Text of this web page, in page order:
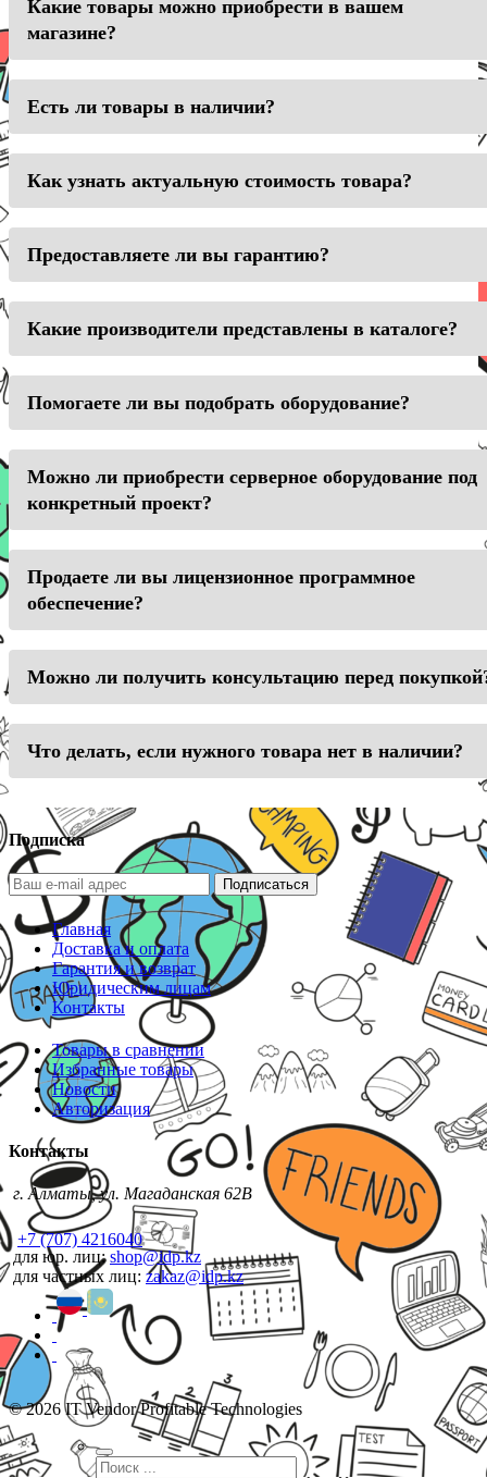
Какие товары можно приобрести в вашем
магазине?
Есть ли товары в наличии?
Как узнать актуальную стоимость товара?
Предоставляете ли вы гарантию?
Какие производители представлены в каталоге?
Помогаете ли вы подобрать оборудование?
Можно ли приобрести серверное оборудование под
конкретный проект?
Продаете ли вы лицензионное программное
обеспечение?
Можно ли получить консультацию перед
Что делать, если нужного товара нет в наличии?
Подписка
Подписаться
Главная
Доставка и оплата
Гарантия и возврат
Юридическим лицам
Контакты
Товары в сравнении
Избранные товары
Новости
Авторизация
Контакты
г. Алматы, ул. Магаданская 62В
+7 (707) 4216040
для юр. лиц:shop@idp.kz
для частных лиц: zakaz@idp.kz
© 2026 IT Vendor Profitable Technologies